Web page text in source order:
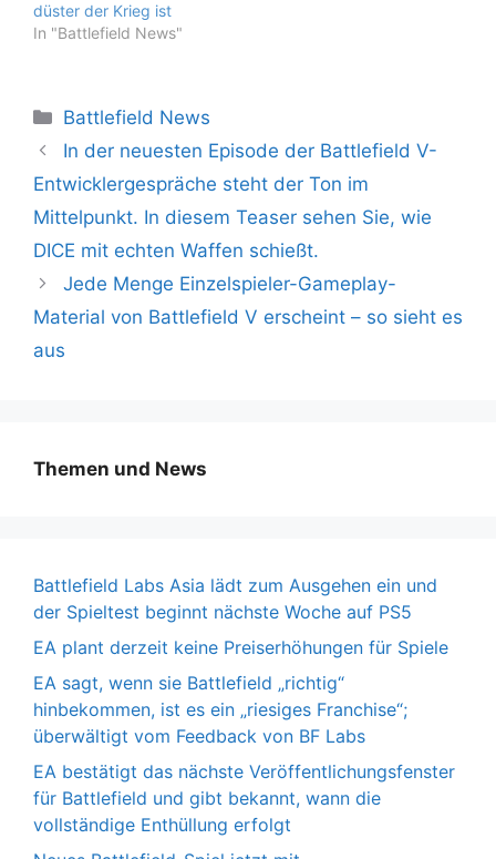
düster der Krieg ist
In "Battlefield News"
Kategorien
Battlefield News
In der neuesten Episode der Battlefield V-
Entwicklergespräche steht der Ton im
Mittelpunkt. In diesem Teaser sehen Sie, wie
DICE mit echten Waffen schießt.
Jede Menge Einzelspieler-Gameplay-
Material von Battlefield V erscheint – so sieht es
aus
Themen und News
Battlefield Labs Asia lädt zum Ausgehen ein und
der Spieltest beginnt nächste Woche auf PS5
EA plant derzeit keine Preiserhöhungen für Spiele
EA sagt, wenn sie Battlefield „richtig“
hinbekommen, ist es ein „riesiges Franchise“;
überwältigt vom Feedback von BF Labs
EA bestätigt das nächste Veröffentlichungsfenster
für Battlefield und gibt bekannt, wann die
vollständige Enthüllung erfolgt